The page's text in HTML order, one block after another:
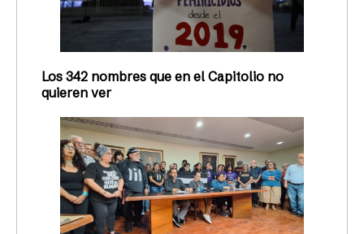
Los 342 nombres que en el Capitolio no
quieren ver